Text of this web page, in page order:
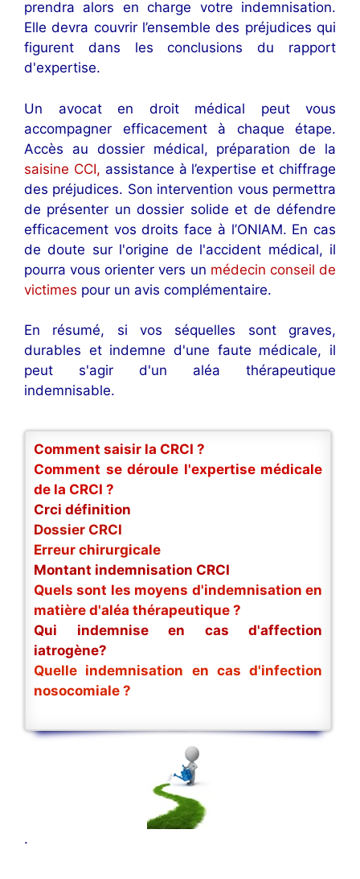
prendra alors en charge votre indemnisation.
Elle devra couvrir l’ensemble des préjudices qui
figurent dans les conclusions du rapport
d'expertise.
Un avocat en droit médical peut vous
accompagner efficacement à chaque étape.
Accès au dossier médical, préparation de la
saisine CCI, assistance à l’expertise et chiffrage
des préjudices. Son intervention vous permettra
de présenter un dossier solide et de défendre
efficacement vos droits face à l’ONIAM. En cas
de doute sur l'origine de l'accident médical, il
pourra vous orienter vers un médecin conseil de
victimes pour un avis complémentaire.
En résumé, si vos séquelles sont graves,
durables et indemne d'une faute médicale, il
peut s'agir d'un aléa thérapeutique
indemnisable.
Comment saisir la CRCI ?
Comment se déroule l'expertise médicale
de la CRCI ?
Crci définition
Dossier CRCI
Erreur chirurgicale
Montant indemnisation CRCI
Quels sont les moyens d'indemnisation en
matière d'aléa thérapeutique ?
Qui indemnise en cas d'affection
iatrogène?
Quelle indemnisation en cas d'infection
nosocomiale ?
.